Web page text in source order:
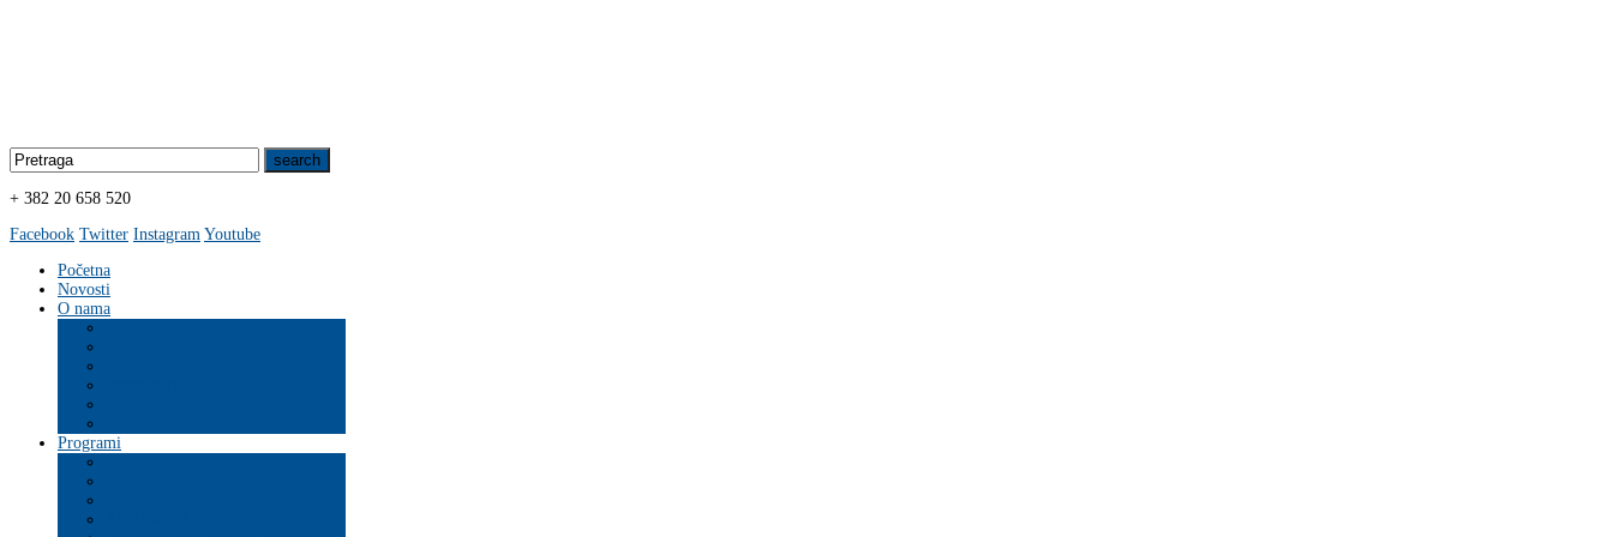
+ 382 20 658 520
Facebook Twitter Instagram Youtube
Početna
Novosti
O nama
Programi